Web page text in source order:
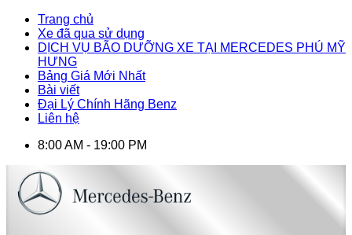
Trang chủ
Xe đã qua sử dụng
DỊCH VỤ BÃO DƯỠNG XE TẠI MERCEDES PHÚ MỸ
HƯNG
Bảng Giá Mới Nhất
Bài viết
Đại Lý Chính Hãng Benz
Liên hệ
8:00 AM - 19:00 PM